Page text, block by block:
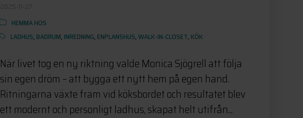
2025-11-27
HEMMA HOS
LADHUS, BADRUM, INREDNING, ENPLANSHUS,WALK-IN-CLOSET, KÖK
När livet tog en ny riktning valde Monica Sjögrell att följa
sin egen dröm – att bygga ett nytt hem på egen hand.
Ritningarna växte fram vid köksbordet och resultatet blev
ett modernt och personligt ladhus, skapat helt utifrån...